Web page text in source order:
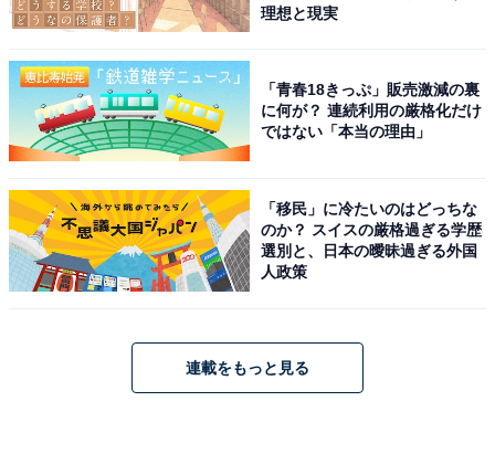
こちらもおすすめ
理想と現実
「青春18きっぷ」販売激減の裏
に何が？ 連続利用の厳格化だけ
ではない「本当の理由」
「移民」に冷たいのはどっちな
のか？ スイスの厳格過ぎる学歴
選別と、日本の曖昧過ぎる外国
人政策
連載をもっと見る